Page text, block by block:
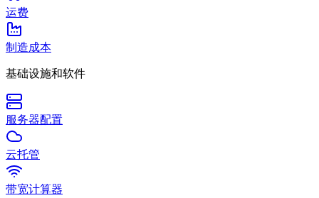
运费
制造成本
基础设施和软件
服务器配置
云托管
带宽计算器